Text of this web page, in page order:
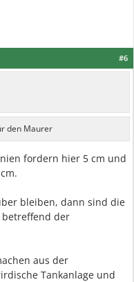
#6
den Maurer
fordern hier 5 cm und
bleiben, dann sind die
der
aus der
Tankanlage und